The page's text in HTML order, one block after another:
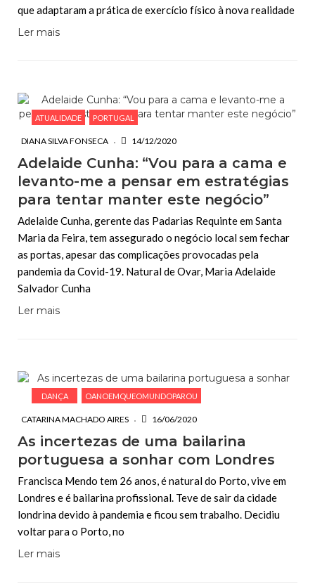
que adaptaram a prática de exercício físico à nova realidade
Ler mais
ATUALIDADE PORTUGAL
DIANA SILVA FONSECA 14/12/2020
Adelaide Cunha: “Vou para a cama e
levanto-me a pensar em estratégias
para tentar manter este negócio”
Adelaide Cunha, gerente das Padarias Requinte em Santa
Maria da Feira, tem assegurado o negócio local sem fechar
as portas, apesar das complicações provocadas pela
pandemia da Covid-19. Natural de Ovar, Maria Adelaide
Salvador Cunha
Ler mais
DANÇA OANOEMQUEOMUNDOPAROU
CATARINA MACHADO AIRES 16/06/2020
As incertezas de uma bailarina
portuguesa a sonhar com Londres
Francisca Mendo tem 26 anos, é natural do Porto, vive em
Londres e é bailarina profissional. Teve de sair da cidade
londrina devido à pandemia e ficou sem trabalho. Decidiu
voltar para o Porto, no
Ler mais